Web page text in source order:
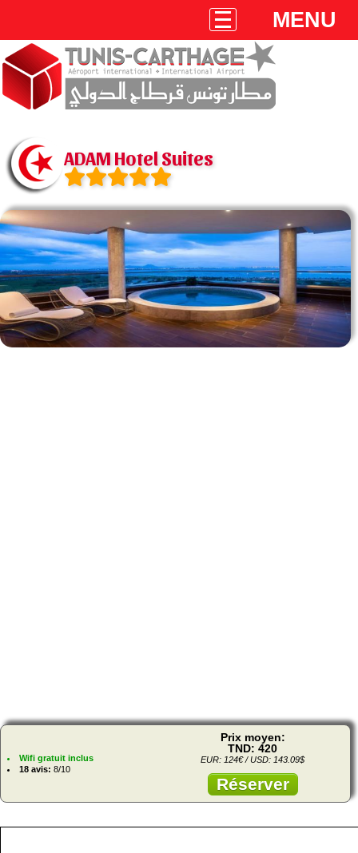
MENU
ADAM Hotel Suites
Wifi gratuit inclus
18 avis: 8/10
Prix moyen:
TND: 420
EUR: 124€ / USD: 143.09$
Réserver